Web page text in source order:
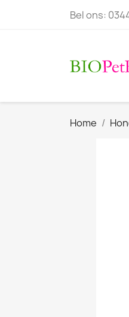
Bel ons:
Home